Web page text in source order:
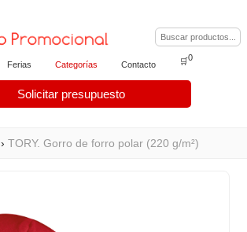
Ferias Categorías Contacto
Solicitar presupuesto
🛒0
›TORY. Gorro de forro polar (220 g/m²)